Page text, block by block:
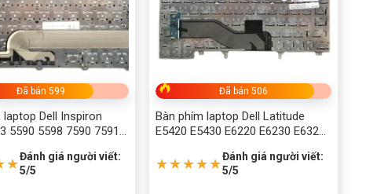
Đã bán 599
laptop Dell Inspiron
5590 5598 7590 7591
5390 5391
Đánh giá người viết:
5/5
Đã bán 506
Bàn phím laptop Dell Latitude
E5420 E5430 E6220 E6230 E6320
E6420
★★★★★Đánh giá người viết:
5/5